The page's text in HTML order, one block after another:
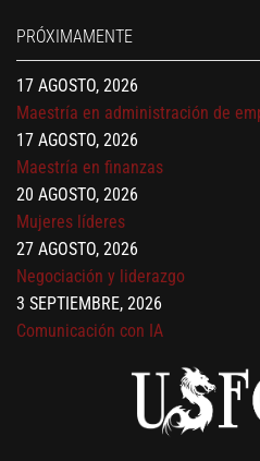
PRÓXIMAMENTE
Gerencia de empresas familiares
17 AGOSTO, 2026
Maestría en administración de
17 AGOSTO, 2026
Maestría en finanzas
20 AGOSTO, 2026
Mujeres líderes
27 AGOSTO, 2026
Negociación y liderazgo
3 SEPTIEMBRE, 2026
Comunicación con IA
7 SEPTIEMBRE, 2026
Gobernanza de datos
Finanzas para no financieros